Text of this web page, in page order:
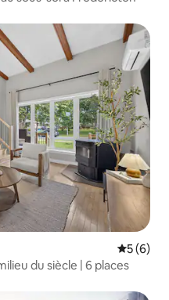
appréciés
5 (6)
du siècle | 6 places